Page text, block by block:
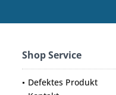
Shop Service
Defektes Produkt